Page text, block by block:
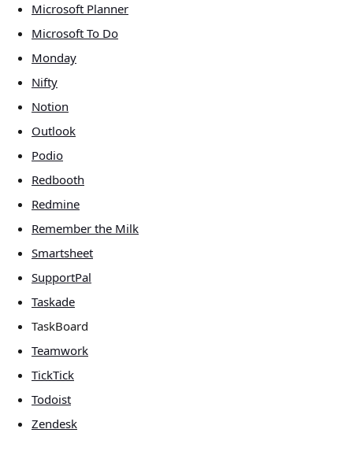
Microsoft Planner
Microsoft To Do
Monday
Nifty
Notion
Outlook
Podio
Redbooth
Redmine
Remember the Milk
Smartsheet
SupportPal
Taskade
TaskBoard
Teamwork
TickTick
Todoist
Zendesk